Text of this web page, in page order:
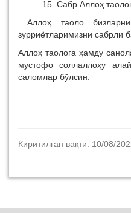
15. Сабр Аллоҳ
Аллоҳ таоло
зурриётларимизни сабрли
Аллоҳ таолога ҳамду
мустофо соллаллоҳу
саломлар бўлсин.
Киритилган вақти: 10/08/